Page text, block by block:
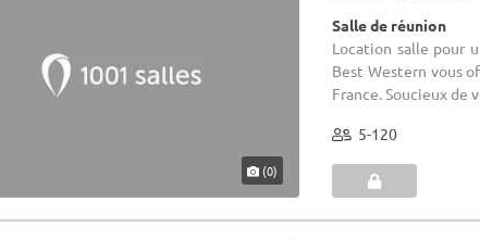
(0)
Salle de réunion
Location salle pour
Best Western vous
France. Soucieux de
5-120